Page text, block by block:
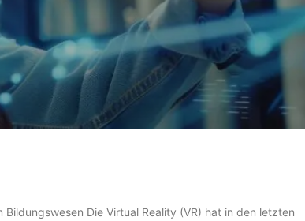
Die Virtual Reality (VR) hat in den letzten